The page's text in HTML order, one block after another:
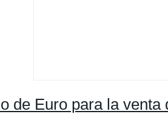
de Euro para la venta